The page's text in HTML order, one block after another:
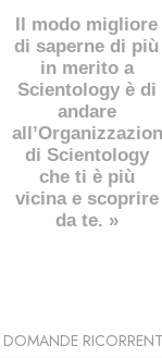
Il modo migliore
di saperne di più
in merito a
Scientology è di
andare
di Scientology
che ti è più
vicina e scoprire
da te. »
DOMANDE